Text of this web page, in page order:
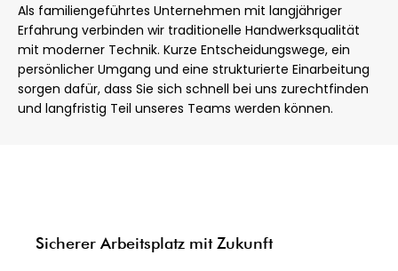
Als familiengeführtes Unternehmen mit langjähriger
Erfahrung verbinden wir traditionelle Handwerksqualität
mit moderner Technik. Kurze Entscheidungswege, ein
persönlicher Umgang und eine strukturierte Einarbeitung
sorgen dafür, dass Sie sich schnell bei uns zurechtfinden
und langfristig Teil unseres Teams werden können.
Sicherer Arbeitsplatz mit Zukunft